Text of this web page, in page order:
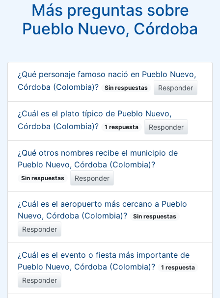
Más preguntas sobre
Pueblo Nuevo, Córdoba
¿Qué personaje famoso nació en Pueblo Nuevo,
Córdoba (Colombia)?
Sin respuestas Responder
¿Cuál es el plato típico de Pueblo Nuevo,
Córdoba (Colombia)?
1 respuesta Responder
¿Qué otros nombres recibe el municipio de
Pueblo Nuevo, Córdoba (Colombia)?
Sin respuestas Responder
¿Cuál es el aeropuerto más cercano a Pueblo
Nuevo, Córdoba (Colombia)?
Sin respuestas
Responder
¿Cuál es el evento o fiesta más importante de
Pueblo Nuevo, Córdoba (Colombia)?
1 respuesta
Responder